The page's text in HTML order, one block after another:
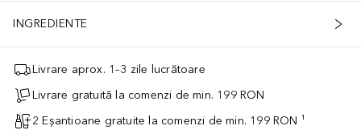
INGREDIENTE
Livrare aprox. 1–3 zile lucrătoare
Livrare gratuită la comenzi de min. 199 RON
2 Eșantioane gratuite la comenzi de min. 199 RON ¹